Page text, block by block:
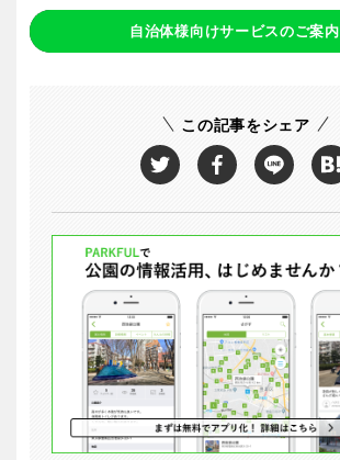
自治体様向けサービスのご案内
この記事をシェア